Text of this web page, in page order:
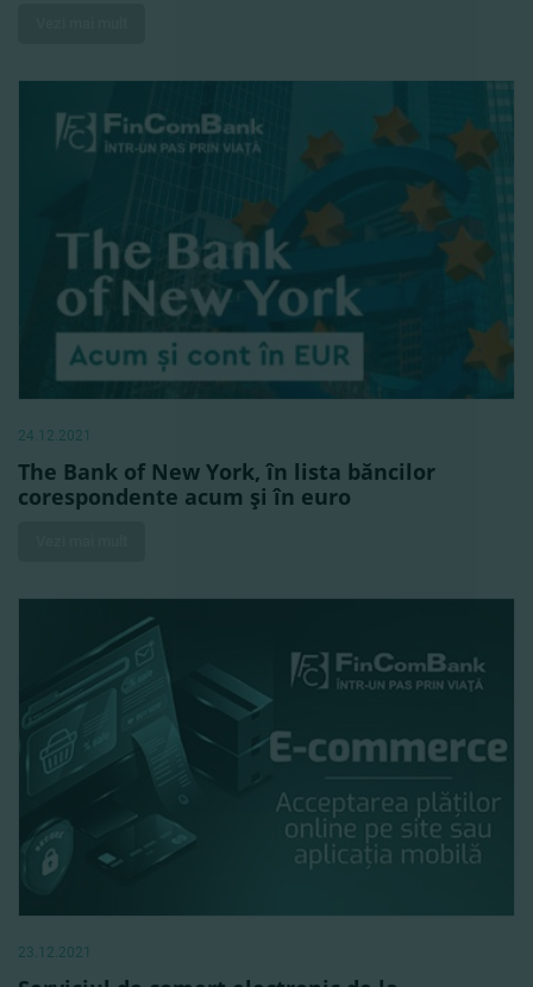
24.12.2021
The Bank of New York, în lista băncilor
corespondente acum şi în euro
23.12.2021